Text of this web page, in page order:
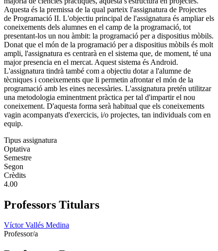
Aquesta és la premissa de la qual parteix l'assignatura de Projectes
de Programació II. L'objectiu principal de l'assignatura és ampliar els
coneixements dels alumnes en el camp de la programació, tot
presentant-los un nou àmbit: la programació per a dispositius mòbils.
Donat que el món de la programació per a dispositius mòbils és molt
ampli, l'assignatura es centrarà en el sistema que, de moment, té una
major presencia en el mercat. Aquest sistema és Android.
L'assignatura tindrà també com a objectiu dotar a l'alumne de
tècniques i coneixements que li permetin afrontar el món de la
programació amb les eines necessàries. L'assignatura pretén utilitzar
una metodologia eminentment pràctica per tal d'impartir el nou
coneixement. D'aquesta forma serà habitual que els coneixements
vagin acompanyats d'exercicis, i/o projectes, tan individuals com en
equip.
Tipus assignatura
Optativa
Semestre
Segon
Crèdits
4.00
Professors Titulars
Víctor Vallés Medina
Professor/a